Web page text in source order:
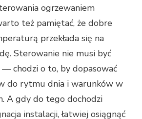
ogrzewaniem
też pamiętać, że dobre
przekłada się na
Sterowanie nie musi być
chodzi o to, by dopasować
do rytmu dnia i warunków w
A gdy do tego dochodzi
instalacji, łatwiej osiągnąć